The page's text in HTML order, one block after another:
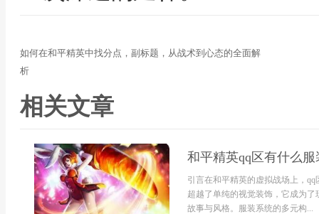
如何在和平精英中找分点，副标题，从战术到心态的全面解
析
相关文章
和平精英qq区有什么
引言在和平精英的虚拟战场上，
超越了单纯的视觉装饰，它成为
故事与风格。服装系统的多元构...